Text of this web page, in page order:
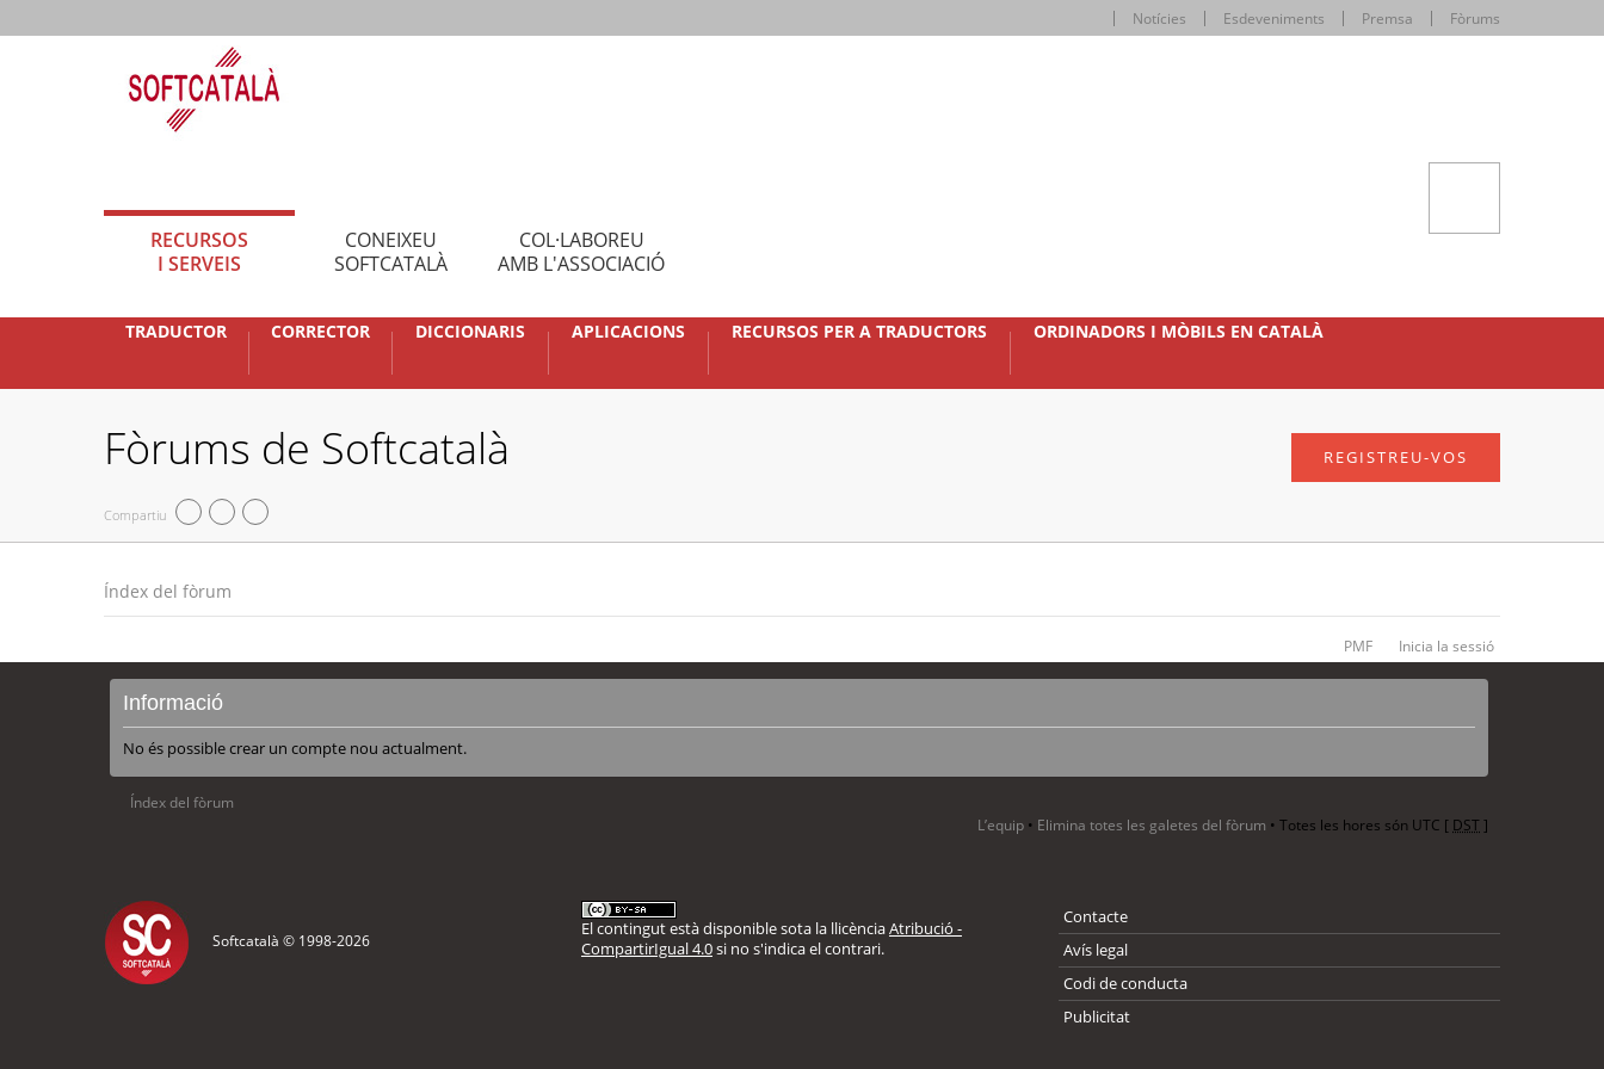
Notícies Esdeveniments Premsa Fòrums
RECURSOS
I SERVEIS
CONEIXEU
SOFTCATALÀ
COL·LABOREU
AMB L'ASSOCIACIÓ
TRADUCTOR CORRECTOR DICCIONARIS APLICACIONS RECURSOS PER A TRADUCTORS ORDINADORS I MÒBILS EN CATALÀ
Fòrums de Softcatalà
Compartiu
REGISTREU-VOS
Índex del fòrum
PMF Inicia la sessió
Informació
No és possible crear un compte nou actualment.
Índex del fòrum
L’equip • Elimina totes les galetes del fòrum • Totes les hores són UTC [ DST]
Softcatalà © 1998-2026
El contingut està disponible sota la llicènciaAtribució -
CompartirIgual 4.0si no s'indica el contrari.
Contacte
Avís legal
Codi de conducta
Publicitat